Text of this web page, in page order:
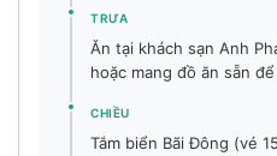
TRƯA
Ăn tại khách sạn Anh
hoặc mang đồ ăn sẵn
CHIỀU
Tắm biển Bãi Đông (vé